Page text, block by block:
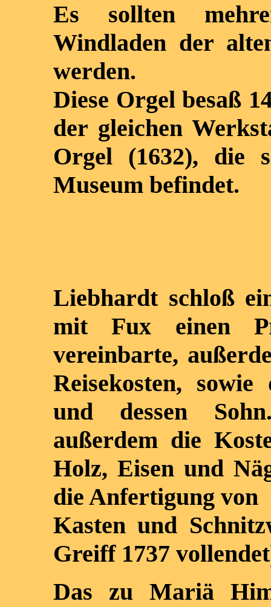
Es sollten
Windladen der
werden.
Diese Orgel besaß
der gleichen
Orgel (1632), die
Museum befindet.
Liebhardt schloß
mit Fux einen
vereinbarte,
Reisekosten,
und dessen
außerdem die
Holz, Eisen und
die Anfertigung von
Kasten und
Greiff 1737
Das zu Mariä